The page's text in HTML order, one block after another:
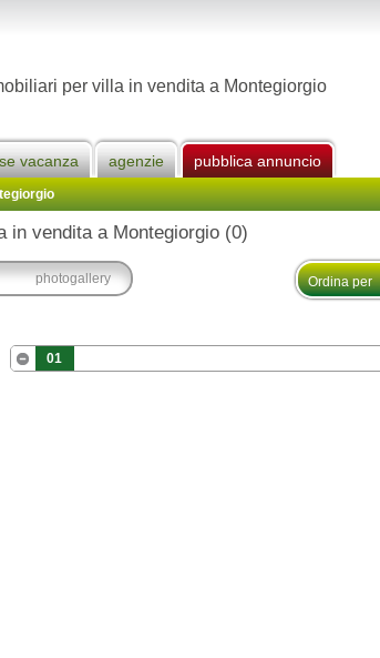
per villa in vendita a Montegiorgio
vacanza agenzie pubblica annuncio
in vendita a Montegiorgio (0)
photogallery
01